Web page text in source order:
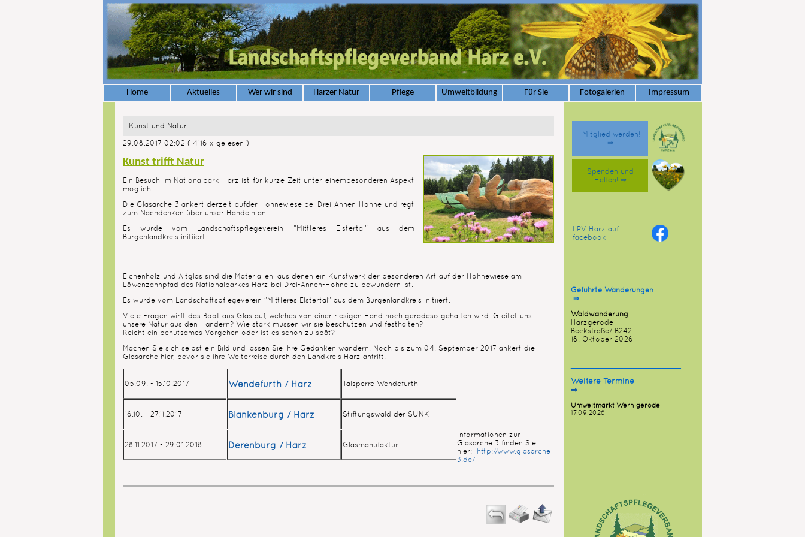
Home Aktuelles Wer wir sind Harzer Natur Pflege Umweltbildung Für Sie Fotogalerien Impressum
Kunst und Natur
29.08.2017 02:02 ( 4116 x gelesen )
Kunst trifft Natur
Ein Besuch im Nationalpark Harz ist für kurze Zeit unter einembesonderen Aspekt
möglich.
Die Glasarche 3 ankert derzeit aufder Hohnewiese bei Drei-Annen-Hohne und regt
zum Nachdenken über unser Handeln an.
Es wurde vom Landschaftspflegeverein "Mittleres Elstertal" aus dem
Burgenlandkreis initiiert.
Eichenholz und Altglas sind die Materialien, aus denen ein Kunstwerk der besonderen Art auf der Hohnewiese am
Löwenzahnpfad des Nationalparkes Harz bei Drei-Annen-Hohne zu bewundern ist.
Es wurde vom Landschaftspflegeverein "Mittleres Elstertal" aus dem Burgenlandkreis initiiert.
Viele Fragen wirft das Boot aus Glas auf, welches von einer riesigen Hand noch geradeso gehalten wird. Gleitet uns
unsere Natur aus den Händern? Wie stark müssen wir sie beschützen und festhalten?
Reicht ein behutsames Vorgehen oder ist es schon zu spät?
Machen Sie sich selbst ein Bild und lassen Sie ihre Gedanken wandern. Noch bis zum 04. September 2017 ankert die
Glasarche hier, bevor sie ihre Weiterreise durch den Landkreis Harz antritt.
05.09. - 15.10.2017 Wendefurth / Harz Talsperre Wendefurth
16.10. - 27.11.2017 Blankenburg / Harz Stiftungswald der SUNK
28.11.2017 - 29.01.2018 Derenburg / Harz Glasmanufaktur
Informationen zur
Glasarche 3 finden Sie
hier: http://www.glasarche-
3.de/
Mitglied werden!
⇒
Spenden und
Helfen! ⇒
LPV Harz auf
facebook
Geführte Wanderungen
⇒
Waldwanderung
Harzgerode
Beckstraße/ B242
18. Oktober 2026
Weitere Termine
⇒
Umweltmarkt Wernigerode
17.09.2026